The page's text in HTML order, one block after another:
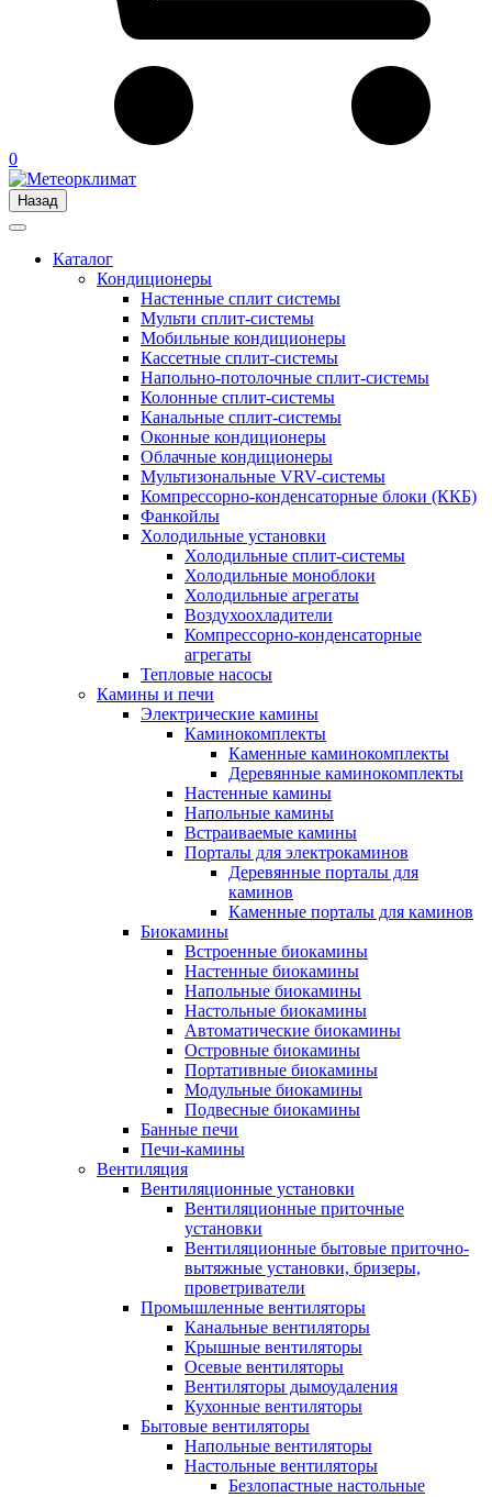
0
Назад
Каталог
Кондиционеры
Настенные сплит системы
Мульти сплит-системы
Мобильные кондиционеры
Кассетные сплит-системы
Напольно-потолочные сплит-системы
Колонные сплит-системы
Канальные сплит-системы
Оконные кондиционеры
Облачные кондиционеры
Мультизональные VRV-системы
Компрессорно-конденсаторные блоки (ККБ)
Фанкойлы
Холодильные установки
Холодильные сплит-системы
Холодильные моноблоки
Холодильные агрегаты
Воздухоохладители
Компрессорно-конденсаторные
агрегаты
Тепловые насосы
Камины и печи
Электрические камины
Каминокомплекты
Каменные каминокомплекты
Деревянные каминокомплекты
Настенные камины
Напольные камины
Встраиваемые камины
Порталы для электрокаминов
Деревянные порталы для
каминов
Каменные порталы для каминов
Биокамины
Встроенные биокамины
Настенные биокамины
Напольные биокамины
Настольные биокамины
Автоматические биокамины
Островные биокамины
Портативные биокамины
Модульные биокамины
Подвесные биокамины
Банные печи
Печи-камины
Вентиляция
Вентиляционные установки
Вентиляционные приточные
установки
Вентиляционные бытовые приточно-
вытяжные установки, бризеры,
проветриватели
Промышленные вентиляторы
Канальные вентиляторы
Крышные вентиляторы
Осевые вентиляторы
Вентиляторы дымоудаления
Кухонные вентиляторы
Бытовые вентиляторы
Напольные вентиляторы
Настольные вентиляторы
Безлопастные настольные